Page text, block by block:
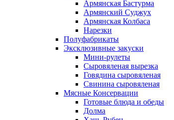
Армянская Бастурма
Армянский Суджух
Армянская Колбаса
Нарезки
Полуфабрикаты
Эксклюзивные закуски
Мини-рулеты
Сыровяленая вырезка
Говядина сыровяленая
Свинина сыровяленая
Мясные Консервации
Готовые блюда и обеды
Долма